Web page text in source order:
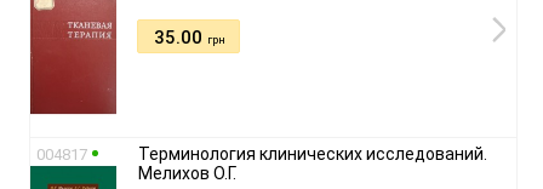
35.00 грн
004817
Терминология клинических исследований.
Мелихов О.Г.